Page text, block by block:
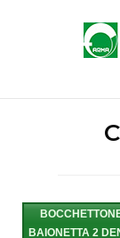
Home